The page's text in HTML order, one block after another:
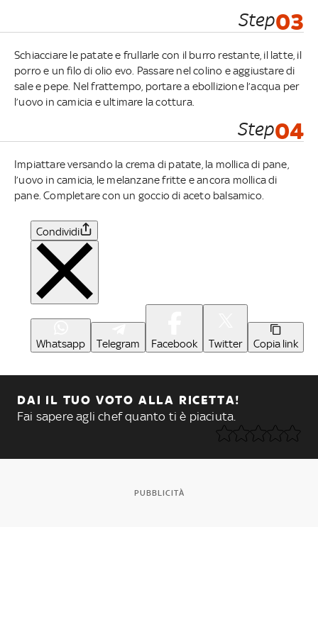
Step03
Schiacciare le patate e frullarle con il burro restante, il latte, il
porro e un filo di olio evo. Passare nel colino e aggiustare di
sale e pepe. Nel frattempo, portare a ebollizione l’acqua per
l’uovo in camicia e ultimare la cottura.
Step04
Impiattare versando la crema di patate, la mollica di pane,
l’uovo in camicia, le melanzane fritte e ancora mollica di
pane. Completare con un goccio di aceto balsamico.
Condividi
Whatsapp Telegram Facebook Twitter Copia link
DAI IL TUO VOTO ALLA RICETTA!
Fai sapere agli chef quanto ti è piaciuta.
PUBBLICITÀ